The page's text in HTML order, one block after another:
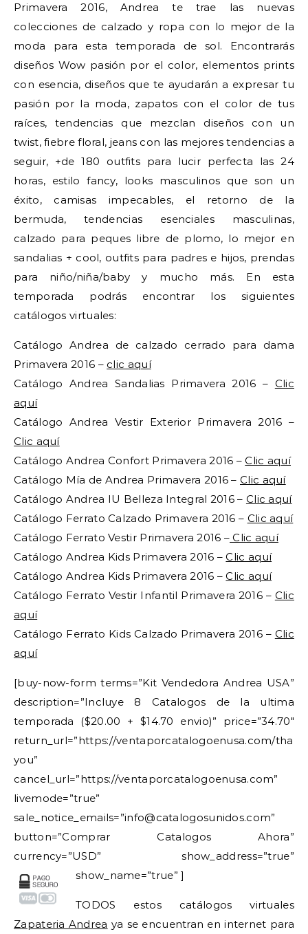
Primavera 2016, Andrea te trae las nuevas
colecciones de calzado y ropa con lo mejor de la
moda para esta temporada de sol. Encontrarás
diseños Wow pasión por el color, elementos prints
con esencia, diseños que te ayudarán a expresar tu
pasión por la moda, zapatos con el color de tus
raíces, tendencias que mezclan diseños con un
twist, fiebre floral, jeans con las mejores tendencias a
seguir, +de 180 outfits para lucir perfecta las 24
horas, estilo fancy, looks masculinos que son un
éxito, camisas impecables, el retorno de la
bermuda, tendencias esenciales masculinas,
calzado para peques libre de plomo, lo mejor en
sandalias + cool, outfits para padres e hijos, prendas
para niño/niña/baby y mucho más. En esta
temporada podrás encontrar los siguientes
catálogos virtuales:
Catálogo Andrea de calzado cerrado para dama
Primavera 2016 – clic aquí
Catálogo Andrea Sandalias Primavera 2016 – Clic
aquí
Catálogo Andrea Vestir Exterior Primavera 2016 –
Clic aquí
Catálogo Andrea Confort Primavera 2016 –Clic aquí
Catálogo Mía de Andrea Primavera 2016 – Clic aquí
Catálogo Andrea IU Belleza Integral 2016 – Clic aquí
Catálogo Ferrato Calzado Primavera 2016 – Clic aquí
Catálogo Ferrato Vestir Primavera 2016 – Clic aquí
Catálogo Andrea Kids Primavera 2016 –Clic aquí
Catálogo Andrea Kids Primavera 2016 –Clic aquí
Catálogo Ferrato Vestir Infantil Primavera 2016 – Clic
aquí
Catálogo Ferrato Kids Calzado Primavera 2016 – Clic
aquí
[buy-now-form terms=”Kit Vendedora Andrea USA”
description=”Incluye 8 Catalogos de la ultima
temporada ($20.00 + $14.70 envio)” price=”34.70″
return_url=”https://ventaporcatalogoenusa.com/
you”
cancel_url=”https://ventaporcatalogoenusa.com”
livemode=”true”
sale_notice_emails=”info@catalogosunidos.com”
button=”Comprar Catalogos Ahora”
currency=”USD” show_address=”true”
show_name=”true” ]
TODOS estos catálogos virtuales
Zapateria Andrea ya se encuentran en internet para